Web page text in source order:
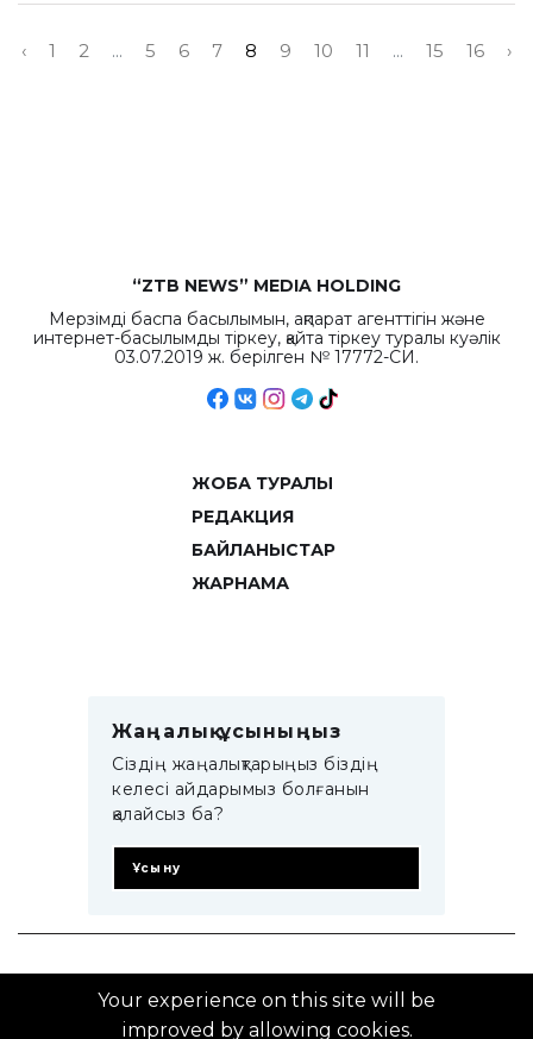
‹ 1 2 ... 5 6 7 8 9 10 11 ... 15 16 ›
“ZTB NEWS” MEDIA HOLDING
Мерзімді баспа басылымын, ақпарат агенттігін және
интернет-басылымды тіркеу, қайта тіркеу туралы куәлік
03.07.2019 ж. берілген № 17772-СИ.
ЖОБА ТУРАЛЫ
РЕДАКЦИЯ
БАЙЛАНЫСТАР
ЖАРНАМА
Жаңалық ұсыныңыз
Сіздің жаңалықтарыңыз біздің
келесі айдарымыз болғанын
қалайсыз ба?
Ұсыну
© 2014–2025 ZTB.KZ
Your experience on this site will be
improved by allowing cookies.